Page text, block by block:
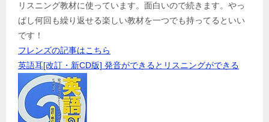
リスニング教材に使っています。面白いので続きます。やっ
ぱし何回も繰り返せる楽しい教材を一つでも持ってるといい
です！
フレンズの記事はこちら
英語耳[改訂・新CD版] 発音ができるとリスニングができる